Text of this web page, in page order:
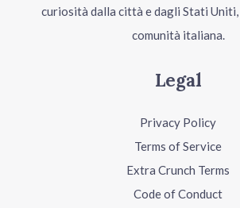
curiosità dalla città e dagli Stati Uniti,
comunità italiana.
Legal
Privacy Policy
Terms of Service
Extra Crunch Terms
Code of Conduct